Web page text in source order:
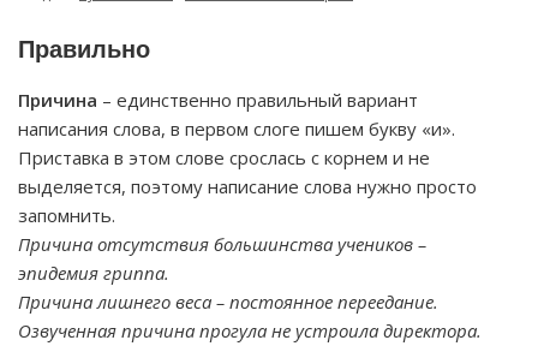
Правильно
Причина – единственно правильный вариант
написания слова, в первом слоге пишем букву «и».
Приставка в этом слове срослась с корнем и не
выделяется, поэтому написание слова нужно просто
запомнить.
Причина отсутствия большинства учеников –
эпидемия гриппа.
Причина лишнего веса – постоянное переедание.
Озвученная причина прогула не устроила директора.